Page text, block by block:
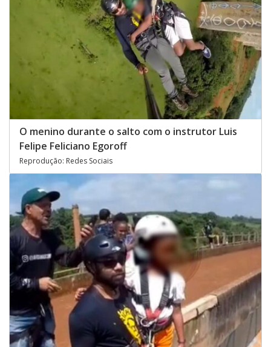
O menino durante o salto com o instrutor Luis
Felipe Feliciano Egoroff
Reprodução: Redes Sociais